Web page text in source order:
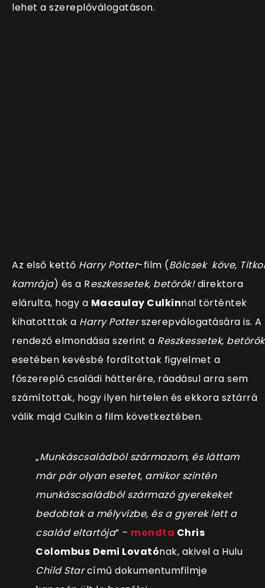
lehet a szereplőválogatáson.
Az első kettő Harry Potter-film (Bölcsek köve,
kamrája) és a Reszkessetek, betörők!direktora
elárulta, hogy a Macaulay Culkinnal történtek
kihatotttak a Harry Potterszerepválogatására is. A
rendező elmondása szerint a Reszkessetek,
esetében kevésbé fordítottak figyelmet a
főszereplő családi hátterére, ráadásul arra sem
számítottak, hogy ilyen hirtelen és ekkora sztárrá
válik majd Culkin a film következtében.
„Munkáscsaládból származom, és láttam
már pár olyan esetet, amikor szintén
munkáscsaládból származó gyerekeket
bedobtak a mélyvízbe, és a gyerek lett a
család eltartója” – mondta Chris
Colombus Demi Lovatónak, akivel a Hulu
Child Starcímű dokumentumfilmje